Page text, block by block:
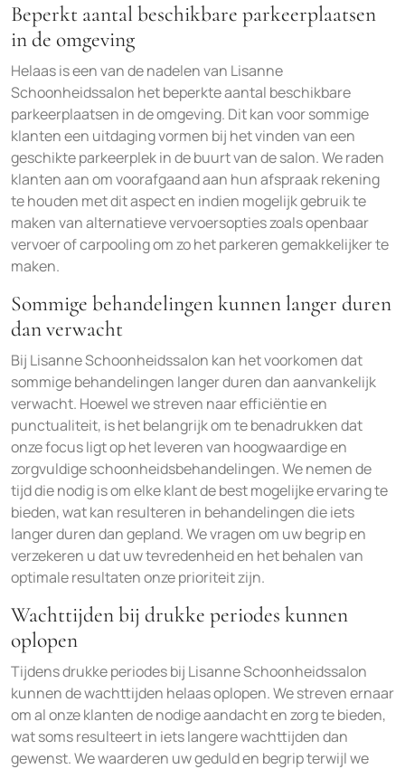
Beperkt aantal beschikbare parkeerplaatsen
in de omgeving
Helaas is een van de nadelen van Lisanne
Schoonheidssalon het beperkte aantal beschikbare
parkeerplaatsen in de omgeving. Dit kan voor sommige
klanten een uitdaging vormen bij het vinden van een
geschikte parkeerplek in de buurt van de salon. We raden
klanten aan om voorafgaand aan hun afspraak rekening
te houden met dit aspect en indien mogelijk gebruik te
maken van alternatieve vervoersopties zoals openbaar
vervoer of carpooling om zo het parkeren gemakkelijker te
maken.
Sommige behandelingen kunnen langer duren
dan verwacht
Bij Lisanne Schoonheidssalon kan het voorkomen dat
sommige behandelingen langer duren dan aanvankelijk
verwacht. Hoewel we streven naar efficiëntie en
punctualiteit, is het belangrijk om te benadrukken dat
onze focus ligt op het leveren van hoogwaardige en
zorgvuldige schoonheidsbehandelingen. We nemen de
tijd die nodig is om elke klant de best mogelijke ervaring te
bieden, wat kan resulteren in behandelingen die iets
langer duren dan gepland. We vragen om uw begrip en
verzekeren u dat uw tevredenheid en het behalen van
optimale resultaten onze prioriteit zijn.
Wachttijden bij drukke periodes kunnen
oplopen
Tijdens drukke periodes bij Lisanne Schoonheidssalon
kunnen de wachttijden helaas oplopen. We streven ernaar
om al onze klanten de nodige aandacht en zorg te bieden,
wat soms resulteert in iets langere wachttijden dan
gewenst. We waarderen uw geduld en begrip terwijl we